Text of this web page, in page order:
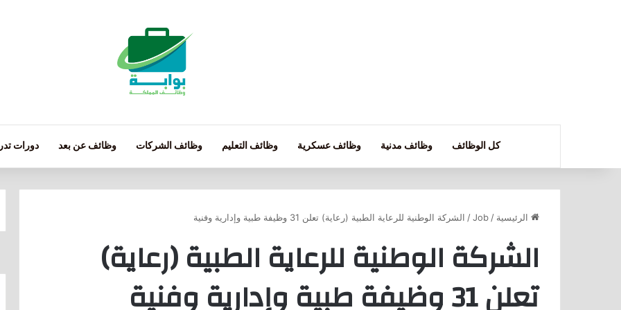
كل الوظائف وظائف مدنية وظائف عسكرية وظائف التعليم وظائف الشركات وظائف عن بعد دورات
الرئيسية /
Job
/ الشركة الوطنية للرعاية الطبية (رعاية) تعلن 31 وظيفة طبية وإدارية وفنية
الشركة الوطنية للرعاية الطبية (رعاية)
تعلن 31 وظيفة طبية وإدارية وفنية